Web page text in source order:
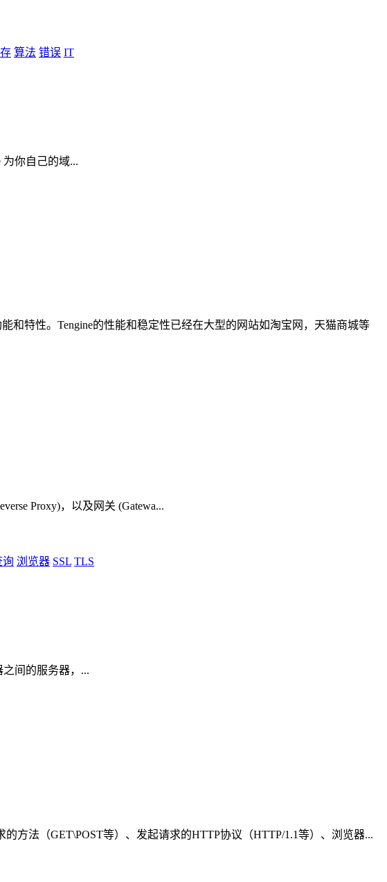
算法 错误 IT
为你自己的域...
和特性。Tengine的性能和稳定性已经在大型的网站如淘宝网，天猫商城等
Proxy)，以及网关 (Gatewa...
询 浏览器 SSL TLS
之间的服务器，...
方法（GET\POST等）、发起请求的HTTP协议（HTTP/1.1等）、浏览器...